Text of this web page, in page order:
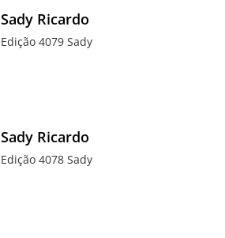
Sady Ricardo
Edição 4079 Sady
Sady Ricardo
Edição 4078 Sady